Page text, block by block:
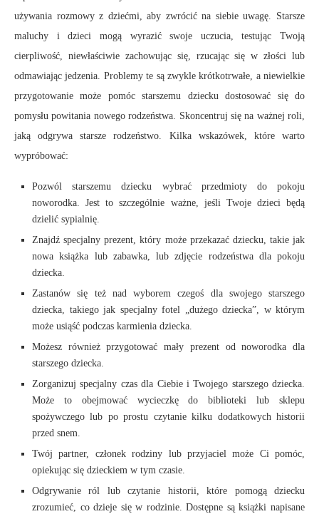
używania rozmowy z dziećmi, aby zwrócić na siebie uwagę. Starsze
maluchy i dzieci mogą wyrazić swoje uczucia, testując Twoją
cierpliwość, niewłaściwie zachowując się, rzucając się w złości lub
odmawiając jedzenia. Problemy te są zwykle krótkotrwałe, a niewielkie
przygotowanie może pomóc starszemu dziecku dostosować się do
pomysłu powitania nowego rodzeństwa. Skoncentruj się na ważnej roli,
jaką odgrywa starsze rodzeństwo. Kilka wskazówek, które warto
wypróbować:
Pozwól starszemu dziecku wybrać przedmioty do pokoju
noworodka. Jest to szczególnie ważne, jeśli Twoje dzieci będą
dzielić sypialnię.
Znajdź specjalny prezent, który może przekazać dziecku, takie jak
nowa książka lub zabawka, lub zdjęcie rodzeństwa dla pokoju
dziecka.
Zastanów się też nad wyborem czegoś dla swojego starszego
dziecka, takiego jak specjalny fotel „dużego dziecka”, w którym
może usiąść podczas karmienia dziecka.
Możesz również przygotować mały prezent od noworodka dla
starszego dziecka.
Zorganizuj specjalny czas dla Ciebie i Twojego starszego dziecka.
Może to obejmować wycieczkę do biblioteki lub sklepu
spożywczego lub po prostu czytanie kilku dodatkowych historii
przed snem.
Twój partner, członek rodziny lub przyjaciel może Ci pomóc,
opiekując się dzieckiem w tym czasie.
Odgrywanie ról lub czytanie historii, które pomogą dziecku
zrozumieć, co dzieje się w rodzinie. Dostępne są książki napisane